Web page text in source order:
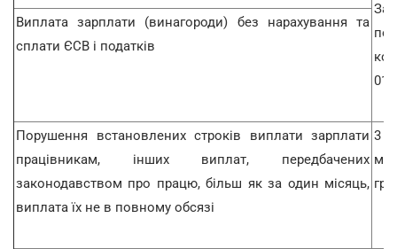
За
Виплата зарплати (винагороди) без нарахування та
сплати ЄСВ і податків
Порушення встановлених строків виплати зарплати
працівникам, інших виплат, передбачених
законодавством про працю, більш як за один місяць,
виплата їх не в повному обсязі
3
грн